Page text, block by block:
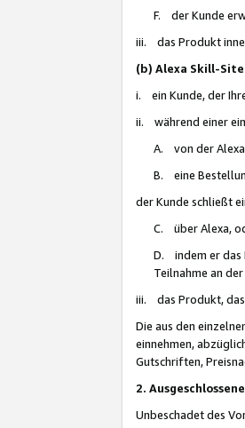
F. der Kunde
iii. das Produkt
(b) Alexa Skill-
i. ein Kunde, der
ii. während einer
A. von der Alexa
B. eine
der Kunde schließt
C. über Alexa,
D. indem er das
Teilnahme an
iii. das Produkt, das
Die aus den
einnehmen,
Gutschriften,
2.
Unbeschadet des